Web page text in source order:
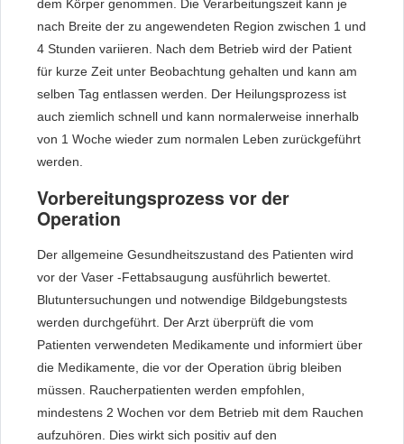
dem Körper genommen. Die Verarbeitungszeit kann je
nach Breite der zu angewendeten Region zwischen 1 und
4 Stunden variieren. Nach dem Betrieb wird der Patient
für kurze Zeit unter Beobachtung gehalten und kann am
selben Tag entlassen werden. Der Heilungsprozess ist
auch ziemlich schnell und kann normalerweise innerhalb
von 1 Woche wieder zum normalen Leben zurückgeführt
werden.
Vorbereitungsprozess vor der
Operation
Der allgemeine Gesundheitszustand des Patienten wird
vor der Vaser -Fettabsaugung ausführlich bewertet.
Blutuntersuchungen und notwendige Bildgebungstests
werden durchgeführt. Der Arzt überprüft die vom
Patienten verwendeten Medikamente und informiert über
die Medikamente, die vor der Operation übrig bleiben
müssen. Raucherpatienten werden empfohlen,
mindestens 2 Wochen vor dem Betrieb mit dem Rauchen
aufzuhören. Dies wirkt sich positiv auf den